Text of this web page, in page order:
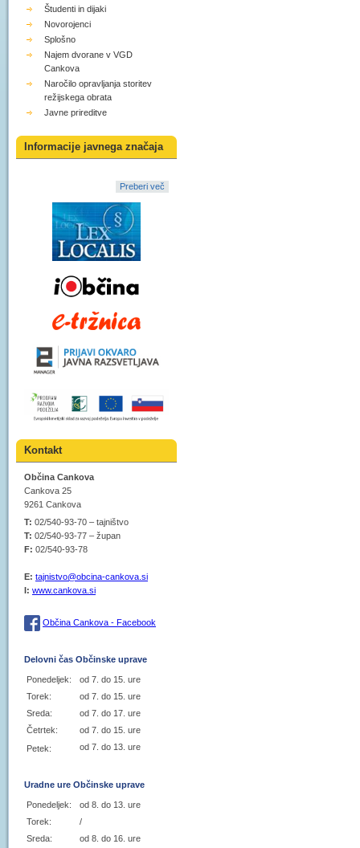
Študenti in dijaki
Novorojenci
Splošno
Najem dvorane v VGD
Cankova
Naročilo opravljanja storitev
režijskega obrata
Javne prireditve
Informacije javnega značaja
Preberi več
Kontakt
Občina Cankova
Cankova 25
9261 Cankova
T: 02/540-93-70 – tajništvo
T: 02/540-93-77 – župan
F: 02/540-93-78
E: tajnistvo@obcina-cankova.si
I: www.cankova.si
Občina Cankova - Facebook
Delovni čas Občinske uprave
Ponedeljek:
od 7. do 15. ure
Torek:
od 7. do 15. ure
Sreda:
od 7. do 17. ure
Četrtek:
od 7. do 15. ure
Petek:
od 7. do 13. ure
Uradne ure Občinske uprave
Ponedeljek:
od 8. do 13. ure
Torek:
/
Sreda:
od 8. do 16. ure